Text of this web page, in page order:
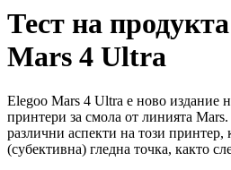
Тест на
Mars 4 Ultra
Elegoo Mars 4 Ultra е ново издание
принтери за смола от линията
различни аспекти на този
(субективна) гледна точка, както